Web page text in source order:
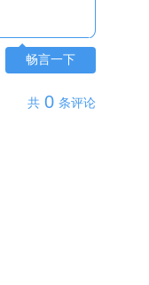
畅言一下
共 0 条评论